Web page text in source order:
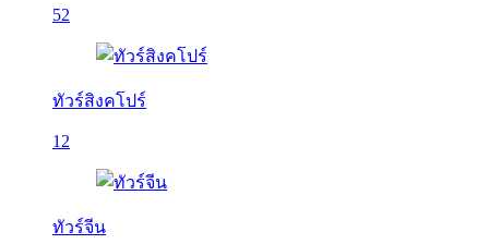
52
ทัวร์สิงคโปร์
12
ทัวร์จีน